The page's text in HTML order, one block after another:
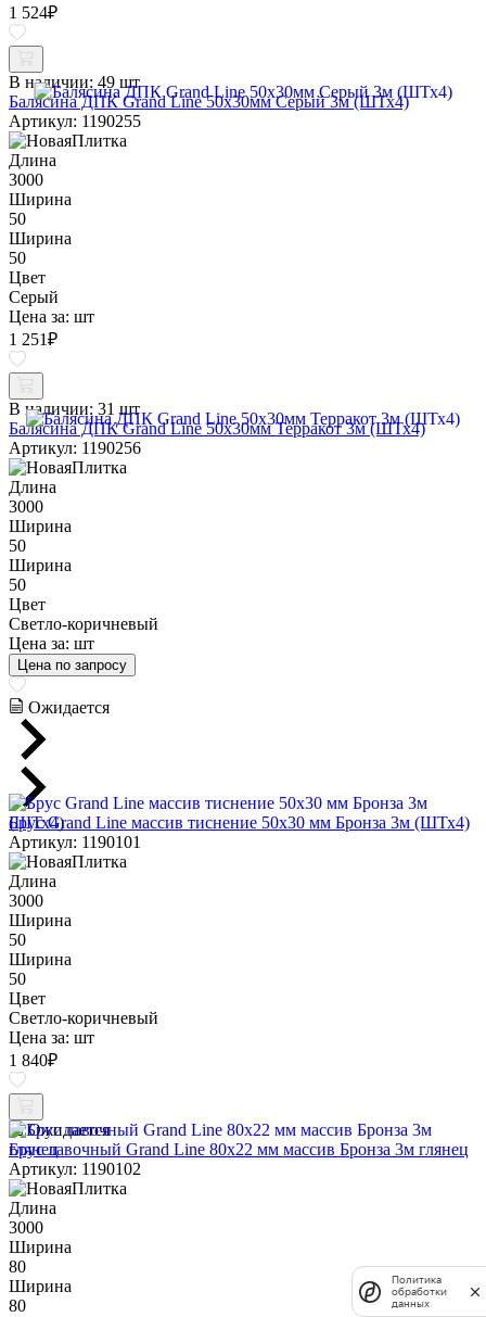
1 524₽
В наличии: 49 шт
Балясина ДПК Grand Line 50х30мм Серый 3м (ШТх4)
Артикул: 1190255
Длина
3000
Ширина
50
Ширина
50
Цвет
Серый
Цена за: шт
1 251₽
В наличии: 31 шт
Балясина ДПК Grand Line 50х30мм Терракот 3м (ШТх4)
Артикул: 1190256
Длина
3000
Ширина
50
Ширина
50
Цвет
Светло-коричневый
Цена за: шт
Цена по запросу
Ожидается
Брус Grand Line массив тиснение 50х30 мм Бронза 3м (ШТх4)
Артикул: 1190101
Длина
3000
Ширина
50
Ширина
50
Цвет
Светло-коричневый
Цена за: шт
1 840₽
Ожидается
Брус лавочный Grand Line 80х22 мм массив Бронза 3м глянец
Артикул: 1190102
Длина
3000
Ширина
80
Ширина
80
Политика
обработки
данных